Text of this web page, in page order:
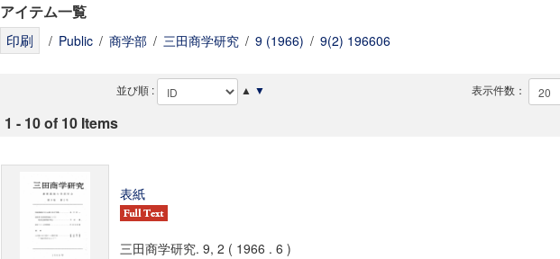
アイテム一覧
/ Public / 商学部 / 三田商学研究 / 9 (1966) / 9(2) 196606
並び順 : ▲ ▼ 表示件数：
1 - 10 of 10 Items
表紙
三田商学研究. 9, 2 ( 1966 . 6 )